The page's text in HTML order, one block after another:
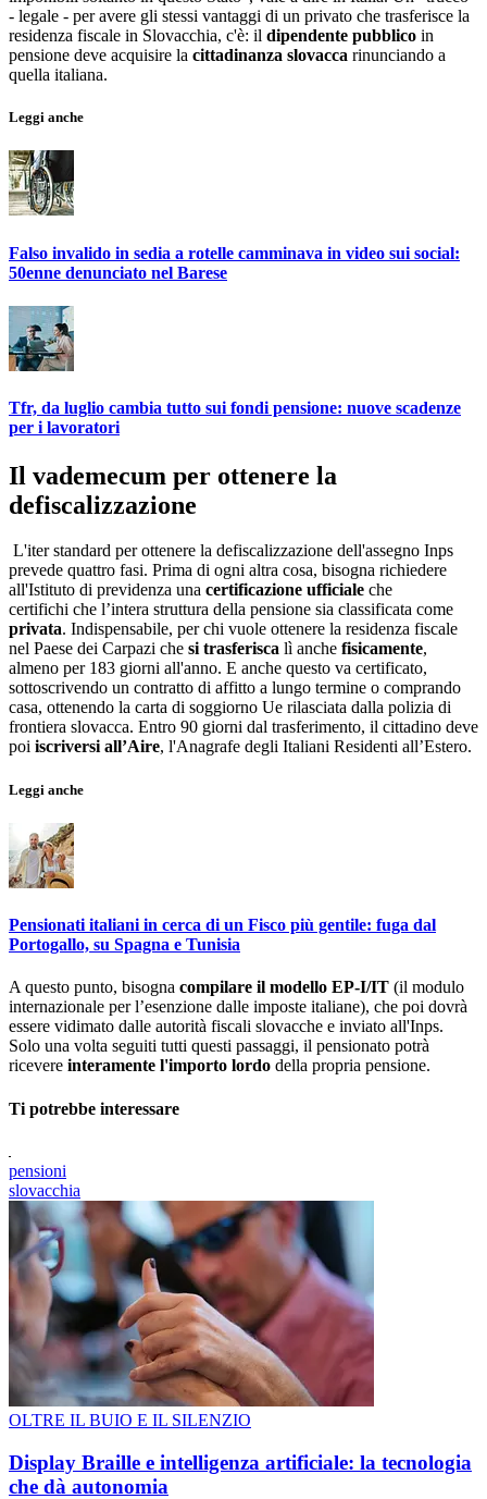
- legale - per avere gli stessi vantaggi di un privato che trasferisce la
residenza fiscale in Slovacchia, c'è: il dipendente pubblico in
pensione deve acquisire la cittadinanza slovacca rinunciando a
quella italiana.
Leggi anche
Falso invalido in sedia a rotelle camminava in video sui social:
50enne denunciato nel Barese
Tfr, da luglio cambia tutto sui fondi pensione: nuove scadenze
per i lavoratori
Il vademecum per ottenere la
defiscalizzazione
L'iter standard per ottenere la defiscalizzazione dell'assegno Inps
prevede quattro fasi. Prima di ogni altra cosa, bisogna richiedere
all'Istituto di previdenza una certificazione ufficiale che
certifichi che l’intera struttura della pensione sia classificata come
privata. Indispensabile, per chi vuole ottenere la residenza fiscale
nel Paese dei Carpazi che si trasferisca lì anche fisicamente,
almeno per 183 giorni all'anno. E anche questo va certificato,
sottoscrivendo un contratto di affitto a lungo termine o comprando
casa, ottenendo la carta di soggiorno Ue rilasciata dalla polizia di
frontiera slovacca. Entro 90 giorni dal trasferimento, il cittadino deve
poi iscriversi all’Aire, l'Anagrafe degli Italiani Residenti all’Estero.
Leggi anche
Pensionati italiani in cerca di un Fisco più gentile: fuga dal
Portogallo, su Spagna e Tunisia
A questo punto, bisogna compilare il modello EP-I/IT (il modulo
internazionale per l’esenzione dalle imposte italiane), che poi dovrà
essere vidimato dalle autorità fiscali slovacche e inviato all'Inps.
Solo una volta seguiti tutti questi passaggi, il pensionato potrà
ricevere interamente l'importo lordo della propria pensione.
Ti potrebbe interessare
pensioni
slovacchia
OLTRE IL BUIO E IL SILENZIO
Display Braille e intelligenza artificiale: la tecnologia
che dà autonomia